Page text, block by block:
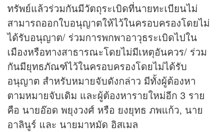
ทรัพย์แล้วร่วมกันมีวัตถุระเบิดที่นายทะเบียนไม่
สามารถออกใบอนุญาตให้ไว้ในครอบครองโดยไม่
ได้รับอนุญาต/ ร่วมการพกพาอาวุธระเบิดไปใน
เมืองหรือทางสาธารณะโดยไม่มีเหตุอันควร/ ร่วม
กันมียุทธภัณฑ์ไว้ในครอบครองโดยไม่ได้รับ
อนุญาต สำหรับหมายจับดังกล่าว มีทั้งผู้ต้องหา
ตามหมายจับเดิม และผู้ต้องหารายใหม่อีก 3 ราย
คือ นายอ๊อด พยุงวงศ์ หรือ ยงยุทธ ภพแก้ว, นาย
อาลินูร์ และ นายมาหมัด อิสเมล